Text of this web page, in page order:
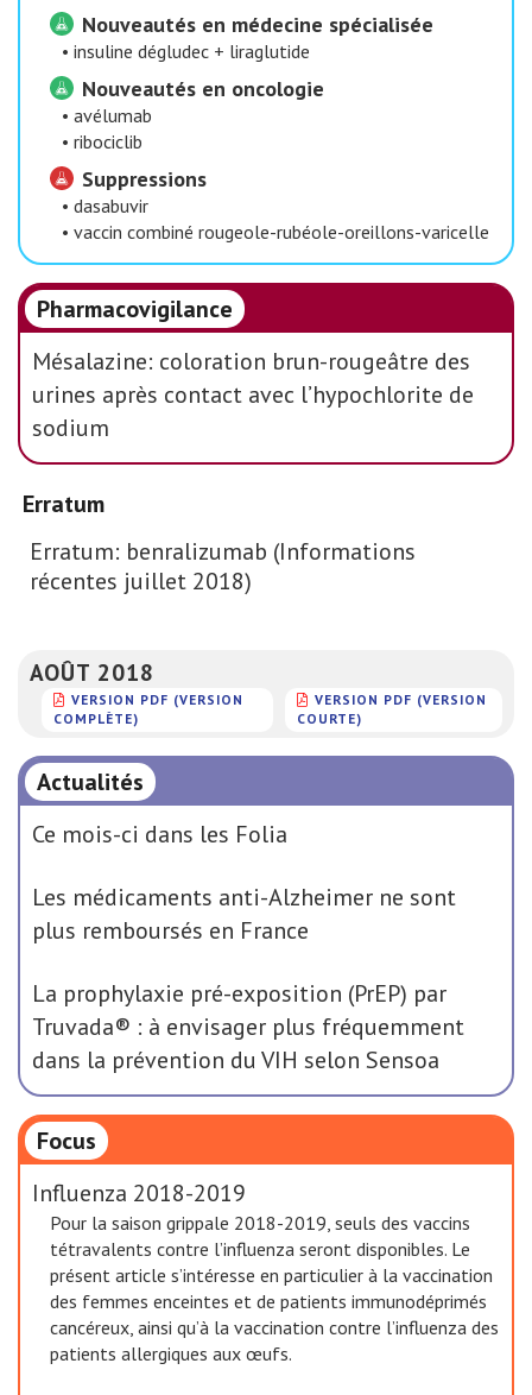
Nouveautés en médecine spécialisée
• insuline dégludec + liraglutide
Nouveautés en oncologie
• avélumab
• ribociclib
Suppressions
• dasabuvir
• vaccin combiné rougeole-rubéole-oreillons-varicelle
Pharmacovigilance
Mésalazine: coloration brun-rougeâtre des
urines après contact avec l’hypochlorite de
sodium
Erratum
Erratum: benralizumab (Informations
récentes juillet 2018)
AOÛT 2018
VERSION PDF (VERSION
COMPLÈTE)
VERSION PDF (VERSION
COURTE)
Actualités
Ce mois-ci dans les Folia
Les médicaments anti-Alzheimer ne sont
plus remboursés en France
La prophylaxie pré-exposition (PrEP) par
Truvada® : à envisager plus fréquemment
dans la prévention du VIH selon Sensoa
Focus
Influenza 2018-2019
Pour la saison grippale 2018-2019, seuls des vaccins
tétravalents contre l’influenza seront disponibles. Le
présent article s’intéresse en particulier à la vaccination
des femmes enceintes et de patients immunodéprimés
cancéreux, ainsi qu’à la vaccination contre l’influenza des
patients allergiques aux œufs.